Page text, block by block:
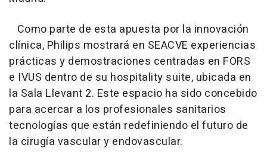
Como parte de esta apuesta por la innovación
clínica, Philips mostrará en SEACVE experiencias
prácticas y demostraciones centradas en FORS
e IVUS dentro de su hospitality suite, ubicada en
la Sala Llevant 2. Este espacio ha sido concebido
para acercar a los profesionales sanitarios
tecnologías que están redefiniendo el futuro de
la cirugía vascular y endovascular.